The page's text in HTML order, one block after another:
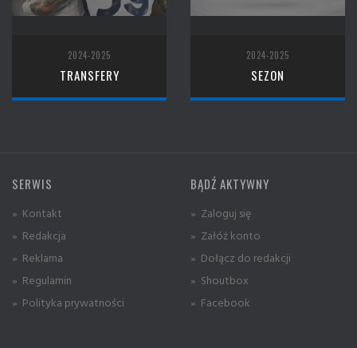
2024-2025
TRANSFERY
2024-2025
SEZON
SERWIS
» Kontakt
» Redakcja
» Reklama
» Regulamin
» Polityka prywatności
BĄDŹ AKTYWNY
» Zaloguj się
» Załóż konto
» Dołącz do redakcji
» Shoutbox
» Facebook